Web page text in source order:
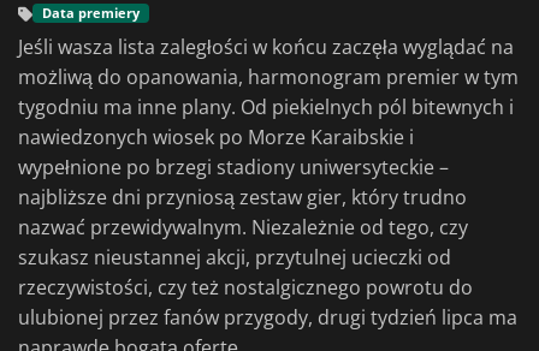
Data premiery
Jeśli wasza lista zaległości w końcu zaczęła wyglądać na
możliwą do opanowania, harmonogram premier w tym
tygodniu ma inne plany. Od piekielnych pól bitewnych i
nawiedzonych wiosek po Morze Karaibskie i
wypełnione po brzegi stadiony uniwersyteckie –
najbliższe dni przyniosą zestaw gier, który trudno
nazwać przewidywalnym. Niezależnie od tego, czy
szukasz nieustannej akcji, przytulnej ucieczki od
rzeczywistości, czy też nostalgicznego powrotu do
ulubionej przez fanów przygody, drugi tydzień lipca ma